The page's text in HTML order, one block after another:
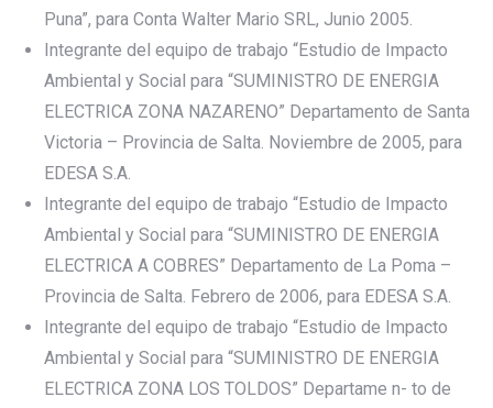
Puna”, para Conta Walter Mario SRL, Junio 2005.
Integrante del equipo de trabajo “Estudio de Impacto
Ambiental y Social para “SUMINISTRO DE ENERGIA
ELECTRICA ZONA NAZARENO” Departamento de Santa
Victoria – Provincia de Salta. Noviembre de 2005, para
EDESA S.A.
Integrante del equipo de trabajo “Estudio de Impacto
Ambiental y Social para “SUMINISTRO DE ENERGIA
ELECTRICA A COBRES” Departamento de La Poma –
Provincia de Salta. Febrero de 2006, para EDESA S.A.
Integrante del equipo de trabajo “Estudio de Impacto
Ambiental y Social para “SUMINISTRO DE ENERGIA
ELECTRICA ZONA LOS TOLDOS” Departame n- to de